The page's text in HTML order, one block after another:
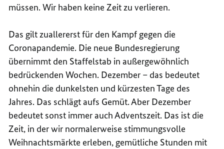
müssen. Wir haben keine Zeit zu verlieren.
Das gilt zuallererst für den Kampf gegen die
Coronapandemie. Die neue Bundesregierung
übernimmt den Staffelstab in außergewöhnlich
bedrückenden Wochen. Dezember – das bedeutet
ohnehin die dunkelsten und kürzesten Tage des
Jahres. Das schlägt aufs Gemüt. Aber Dezember
bedeutet sonst immer auch Adventszeit. Das ist die
Zeit, in der wir normalerweise stimmungsvolle
Weihnachtsmärkte erleben, gemütliche Stunden mit